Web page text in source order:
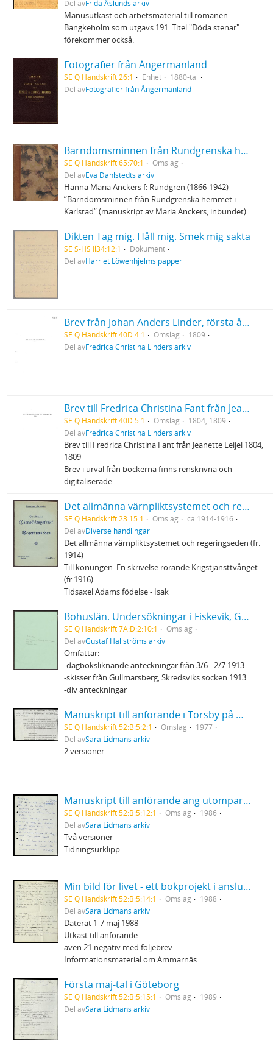
Del avFrida Åslunds arkiv
Manusutkast och arbetsmaterial till romanen
Bangkeholm som utgavs 191. Titel "Döda stenar"
förekommer också.
Fotografier från Ångermanland
SE Q Handskrift 26:1 Enhet
1880-tal
Del avFotografier från Ångermanland
Barndomsminnen från Rundgrenska hemmet i Karlstad
SE Q Handskrift 65:70:1
Omslag
Del avEva Dahlstedts arkiv
Hanna Maria Anckers f: Rundgren (1866-1942)
”Barndomsminnen från Rundgrenska hemmet i
Karlstad” (manuskript av Maria Anckers, inbundet)
Dikten Tag mig. Håll mig. Smek mig sakta
SE S-HS Il34:12:1
Dokument
Del avHarriet Löwenhjelms papper
Brev från Johan Anders Linder, första årgången
SE Q Handskrift 40D:4:1 Omslag
1809
Del avFredrica Christina Linders arkiv
Brev till Fredrica Christina Fant från Jeanette Leijel
SE Q Handskrift 40D:5:1 Omslag
1804, 1809
Del avFredrica Christina Linders arkiv
Brev till Fredrica Christina Fant från Jeanette Leijel 1804,
1809
Brev i urval från böckerna finns renskrivna och
digitaliserade
Det allmänna värnpliktsystemet och regeringseden m.m.
SE Q Handskrift 23:15:1 Omslag
ca 1914-1916
Del avDiverse handlingar
Det allmänna värnpliktsystemet och regeringseden (fr.
1914)
Till konungen. En skrivelse rörande Krigstjänsttvånget
(fr 1916)
Tidsaxel Adams födelse - Isak
Bohuslän. Undersökningar i Fiskevik, Gullmarsberg m.m. (1912) - 1913, anteckningar, planer
SE Q Handskrift 7A:D:2:10:1
Omslag
Del avGustaf Hallströms arkiv
Omfattar:
-dagboksliknande anteckningar från 3/6 - 2/7 1913
-skisser från Gullmarsberg, Skredsviks socken 1913
-div anteckningar
Manuskript till anförande i Torsby på miljögruppens upplysnings - och protestdagar 18-19/6 1977
SE Q Handskrift 52:B:5:2:1 Omslag
1977
Del avSara Lidmans arkiv
2 versioner
Manuskript till anförande ang utomparlamentariska aktioner (stoppa gifttågen)
SE Q Handskrift 52:B:5:12:1 Omslag
1986
Del avSara Lidmans arkiv
Två versioner
Tidningsurklipp
Min bild för livet - ett bokprojekt i anslutning till Cancerfondens Rädda Livet - vecka
SE Q Handskrift 52:B:5:14:1 Omslag
1988
Del avSara Lidmans arkiv
Daterat 1-7 maj 1988
Utkast till anförande
även 21 negativ med följebrev
Informationsmaterial om Ammarnäs
Första maj-tal i Göteborg
SE Q Handskrift 52:B:5:15:1 Omslag
1989
Del avSara Lidmans arkiv